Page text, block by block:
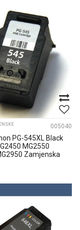
005040
PG-545XL Black
MG2550
Zamjenska